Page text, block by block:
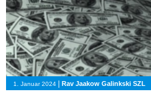
1. Januar 2024 | Rav Jaakow Galinkski SZL